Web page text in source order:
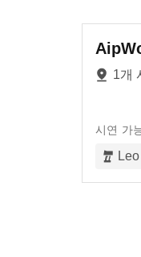
1개
시연 가
Leo